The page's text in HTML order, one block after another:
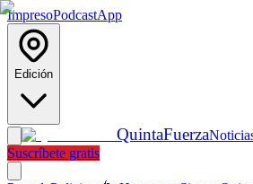
ImpresoPodcastApp
Edición
QuintaFuerza
Suscríbete gratis